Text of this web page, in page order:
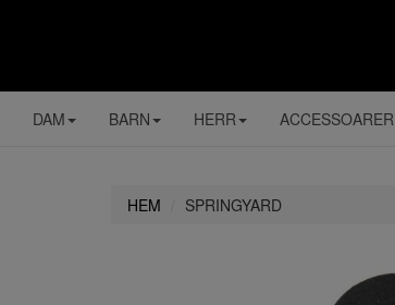
DAM BARN HERR ACCESSOARER
HEM SPRINGYARD